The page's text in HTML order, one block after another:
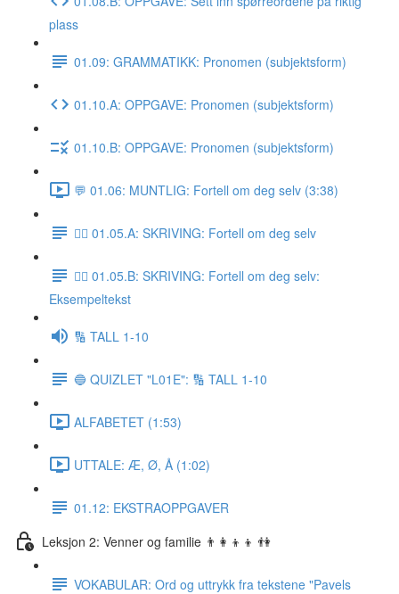
plass
01.09: GRAMMATIKK: Pronomen (subjektsform)
01.10.A: OPPGAVE: Pronomen (subjektsform)
01.10.B: OPPGAVE: Pronomen (subjektsform)
💬 01.06: MUNTLIG: Fortell om deg selv (3:38)
✍🏼 01.05.A: SKRIVING: Fortell om deg selv
✍🏼 01.05.B: SKRIVING: Fortell om deg selv:
Eksempeltekst
🔢 TALL 1-10
🔵 QUIZLET "L01E": 🔢 TALL 1-10
ALFABETET (1:53)
UTTALE: Æ, Ø, Å (1:02)
01.12: EKSTRAOPPGAVER
Leksjon 2: Venner og familie 👨‍👩‍👦‍👦 👫
VOKABULAR: Ord og uttrykk fra tekstene "Pavels